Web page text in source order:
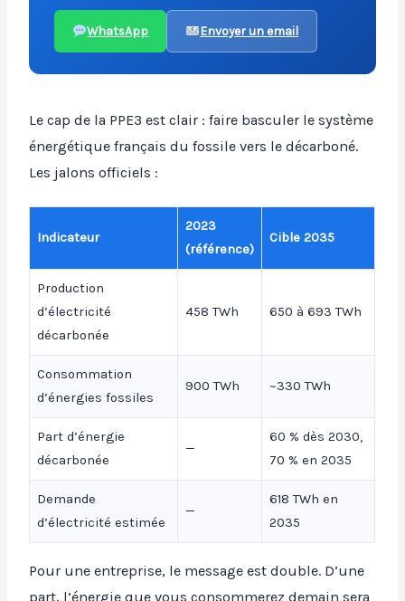
WhatsApp Envoyer un email
Le cap de la PPE3 est clair : faire basculer le système
énergétique français du fossile vers le décarboné.
Les jalons officiels :
Indicateur
2023
(référence)
Cible 2035
Production
d’électricité
décarbonée
458 TWh 650 à 693 TWh
Consommation
d’énergies fossiles
900 TWh ~330 TWh
Part d’énergie
décarbonée
—
60 % dès 2030,
70 % en 2035
Demande
d’électricité estimée
—
618 TWh en
2035
Pour une entreprise, le message est double. D’une
part, l’énergie que vous consommerez demain sera